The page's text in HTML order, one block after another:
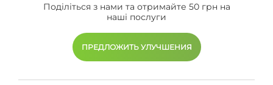
Поділіться з нами та отримайте 50 грн на
наші послуги
ПРЕДЛОЖИТЬ УЛУЧШЕНИЯ